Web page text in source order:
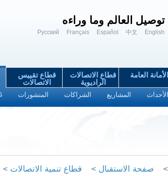
توصيل العالم وما وراءه
English
中文
Español
Français
Русский
الأمانة العامة
قطاع الاتصالات
الراديوية
قطاع تقييس
الاتصالات
الأحداث المشاريع الشراكات المنشورات
> صفحة الاستقبال > قطاع تنمية الاتصالات >